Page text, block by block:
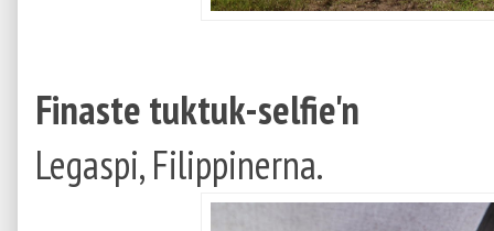
Finaste tuktuk-selfie'n
Legaspi, Filippinerna.